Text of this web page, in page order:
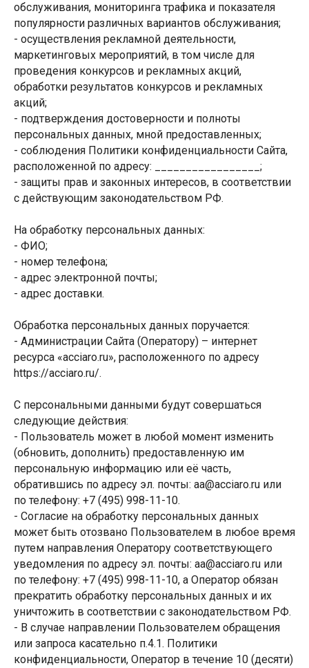
обслуживания, мониторинга трафика и показателя
популярности различных вариантов обслуживания;
- осуществления рекламной деятельности,
маркетинговых мероприятий, в том числе для
проведения конкурсов и рекламных акций,
обработки результатов конкурсов и рекламных
акций;
- подтверждения достоверности и полноты
персональных данных, мной предоставленных;
- соблюдения Политики конфиденциальности Сайта,
расположенной по адресу: _________________;
- защиты прав и законных интересов, в соответствии
с действующим законодательством РФ.
На обработку персональных данных:
- ФИО;
- номер телефона;
- адрес электронной почты;
- адрес доставки.
Обработка персональных данных поручается:
- Администрации Сайта (Оператору) – интернет
ресурса «acciaro.ru», расположенного по адресу
https://acciaro.ru/.
С персональными данными будут совершаться
следующие действия:
- Пользователь может в любой момент изменить
(обновить, дополнить) предоставленную им
персональную информацию или её часть,
обратившись по адресу эл. почты: aa@acciaro.ru или
по телефону: +7 (495) 998-11-10.
- Согласие на обработку персональных данных
может быть отозвано Пользователем в любое время
путем направления Оператору соответствующего
уведомления по адресу эл. почты: aa@acciaro.ru или
по телефону: +7 (495) 998-11-10, а Оператор обязан
прекратить обработку персональных данных и их
уничтожить в соответствии с законодательством РФ.
- В случае направлении Пользователем обращения
или запроса касательно п.4.1. Политики
конфиденциальности, Оператор в течение 10 (десяти)
Блог